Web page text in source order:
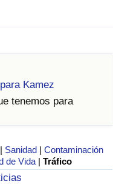
Kamez
tenemos para
| Sanidad |Contaminación
de Vida |Tráfico
País